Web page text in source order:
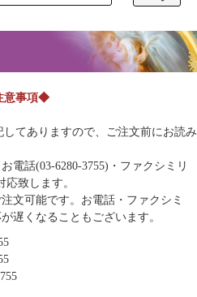
意事項◆
てありますので、ご注文前にお読み
電話(03-6280-3755)・ファクシミリ
応致します。
文可能です。お電話・ファクシミ
遅くなることもございます。